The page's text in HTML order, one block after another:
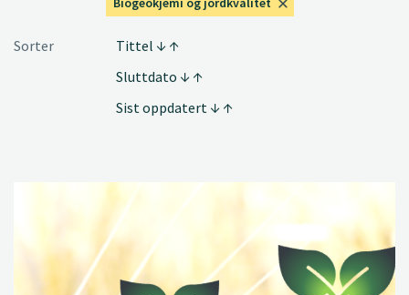
Sorter
Tittel
Sluttdato
Sist oppdatert